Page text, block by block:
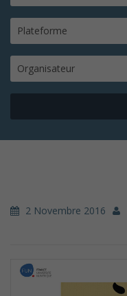
Plateforme
Organisateur
2 Novembre 2016